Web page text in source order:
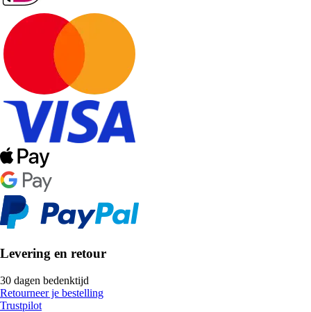
Levering en retour
30 dagen bedenktijd
Retourneer je bestelling
Trustpilot